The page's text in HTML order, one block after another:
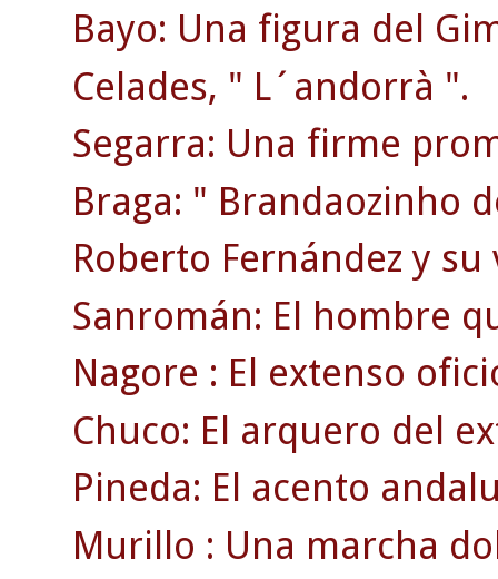
Bayo: Una figura del
Celades, " L´andorrà ".
Segarra: Una firme
Braga: " Brandaozinho
Roberto Fernández y
Sanromán: El hombre
Nagore : El extenso
Chuco: El arquero del
Pineda: El acento
Murillo : Una marcha